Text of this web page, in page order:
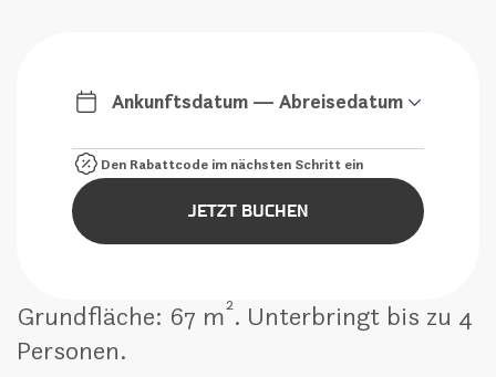
Grundfläche: 67 m2. Unterbringt bis zu 4
Personen.
Ankunftsdatum — Abreisedatum
JETZT BUCHEN